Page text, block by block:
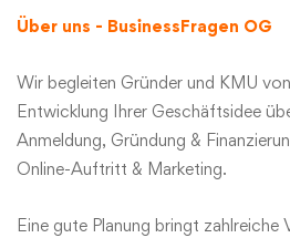
Über uns - BusinessFragen OG
Wir begleiten Gründer und KMU
Entwicklung Ihrer Geschäftsidee
Anmeldung, Gründung &
Online-Auftritt & Marketing.
Eine gute Planung bringt zahlreiche